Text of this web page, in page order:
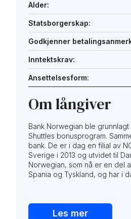
Alder:
Statsborgerskap:
Godkjenner
Inntektskrav:
Ansettelsesform:
Om långiver
Bank Norwegian ble
Shuttles bonusprogram.
bank. De er i dag en filial av
Sverige i 2013 og utvidet til
Norwegian, som nå er en del
Spania og Tyskland, og har i
Les mer